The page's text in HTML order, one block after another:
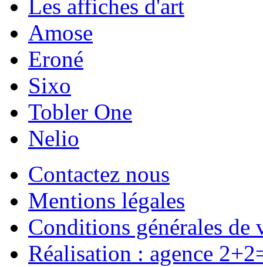
Les affiches d'art
Amose
Eroné
Sixo
Tobler One
Nelio
Contactez nous
Mentions légales
Conditions générales de
Réalisation : agence